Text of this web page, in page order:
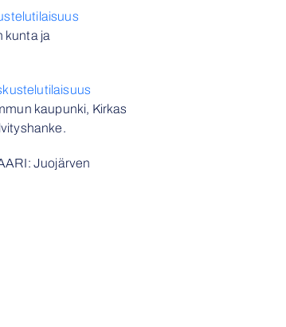
kunta ja
kaupunki, Kirkas
Juojärven